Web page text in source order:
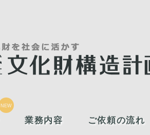
業務内容 ご依頼の流れ